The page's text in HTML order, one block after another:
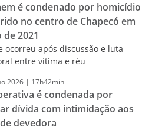
é condenado por homicídio
no centro de Chapecó em
de 2021
ocorreu após discussão e luta
entre vítima e réu
2026 | 17h42min
é condenada por
dívida com intimidação aos
devedora